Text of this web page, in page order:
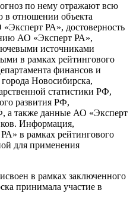
по нему отражают всю
отношении объекта
РА», достоверность
АО «Эксперт РА»,
источниками
в рамках рейтингового
финансов и
Новосибирска,
статистики РФ,
развития РФ,
а также данные АО «Эксперт
Информация,
в рамках рейтингового
для применения
в рамках заключенного
принимала участие в